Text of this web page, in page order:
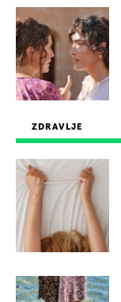
ZDRAVLJE